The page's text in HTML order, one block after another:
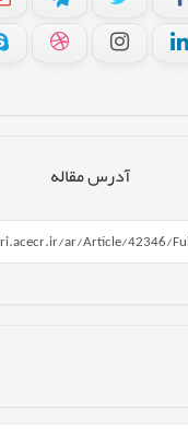
آدرس مقاله